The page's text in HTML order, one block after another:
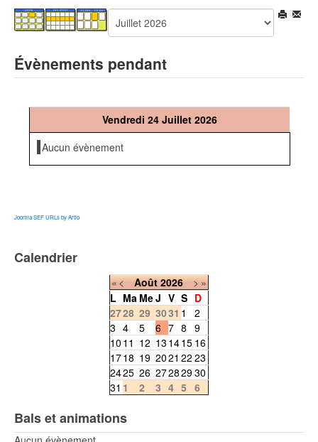
Évènements pendant
Vendredi 24 Juillet 2026
Aucun évènement
Joomla SEF URLs by Artio
Calendrier
«< Août 2026 >»
L Ma MeJ V S D
2728 29 3031 1
2
3 4 5 6 7 8 9
10 11 12 13 1415 16
1718 19 2021 22 23
2425 26 27282930
31 1 2 3 4 5 6
Bals et animations